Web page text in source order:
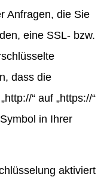
Anfragen, die Sie
eine SSL- bzw.
dass die
“ auf „https://“
in Ihrer
aktiviert